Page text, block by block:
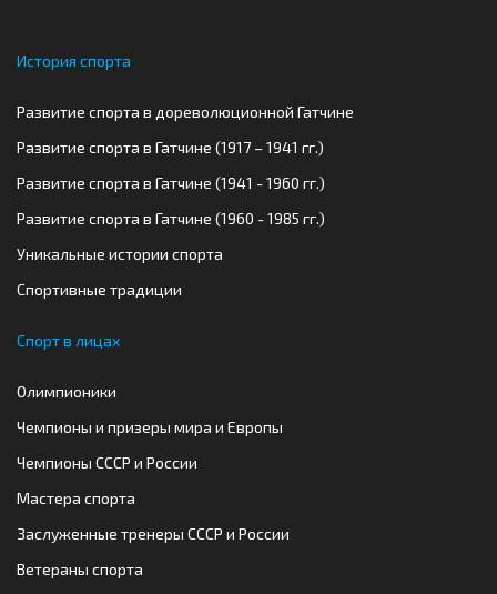
История спорта
Развитие спорта в дореволюционной Гатчине
Развитие спорта в Гатчине (1917 – 1941 гг.)
Развитие спорта в Гатчине (1941 - 1960 гг.)
Развитие спорта в Гатчине (1960 - 1985 гг.)
Уникальные истории спорта
Спортивные традиции
Спорт в лицах
Олимпионики
Чемпионы и призеры мира и Европы
Чемпионы СССР и России
Мастера спорта
Заслуженные тренеры СССР и России
Ветераны спорта